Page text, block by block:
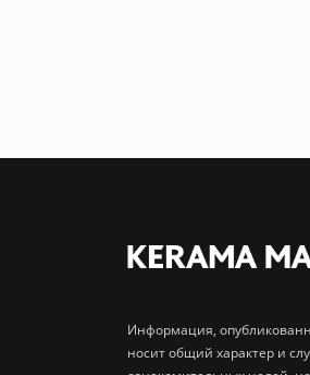
Информация,
носит общий характер и